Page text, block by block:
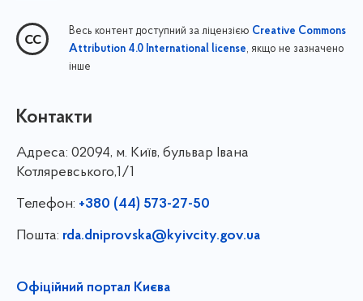
Весь контент доступний за ліцензією Creative Commons
Attribution 4.0 International license, якщо не зазначено
інше
Контакти
Адреса: 02094, м. Київ, бульвар Івана
Котляревського,1/1
Телефон: +380 (44) 573-27-50
Пошта: rda.dniprovska@kyivcity.gov.ua
Офіційний портал Києва